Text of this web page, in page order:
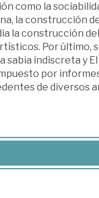
como la
la construcción
la construcción
Por último,
sabia indiscreta y
por informes
de diversos